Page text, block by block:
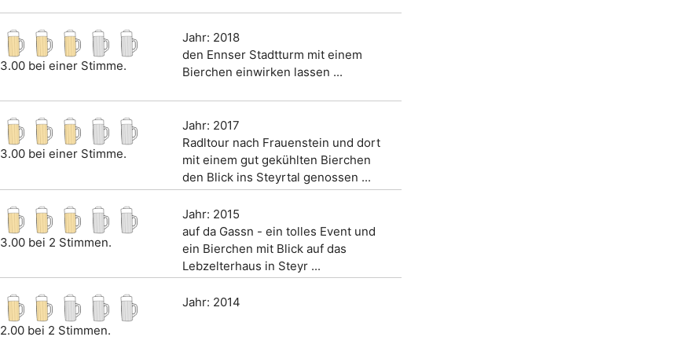
3.00 bei einer Stimme.
Jahr: 2018
den Ennser Stadtturm mit einem
Bierchen einwirken lassen ...
3.00 bei einer Stimme.
Jahr: 2017
Radltour nach Frauenstein und dort
mit einem gut gekühlten Bierchen
den Blick ins Steyrtal genossen ...
3.00 bei 2 Stimmen.
Jahr: 2015
auf da Gassn - ein tolles Event und
ein Bierchen mit Blick auf das
Lebzelterhaus in Steyr ...
2.00 bei 2 Stimmen.
Jahr: 2014